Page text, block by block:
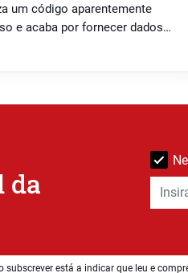
um código aparentemente
e acaba por fornecer dados
software malicioso. “Quishing”
da
subscrever está a indicar que leu e